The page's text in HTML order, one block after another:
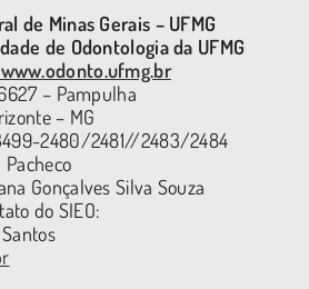
de Minas Gerais – UFMG
de Odontologia da UFMG
– Pampulha
– MG
2480/2481//2483/2484
Gonçalves Silva Souza
do SIEO: